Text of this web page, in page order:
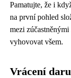
Pamatujte, že i
na první pohled
mezi
vyhovovat všem.
Vrácení daru